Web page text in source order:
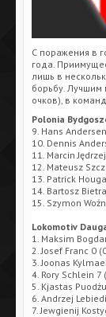
С поражения в
года.
лишь в
борьбу. Лучшим
очков), в
Polonia
9. Hans
10. Dennis
11. Marcin
12. Mateusz
13. Patrick
14. Bartosz
15. Szymon
Lokomotiv
1. Maksim
2. Josef Franc 0
3. Joonas
4. Rory Schlein 7
5. Kjastas
6. Andrzej
7. Jewgienij